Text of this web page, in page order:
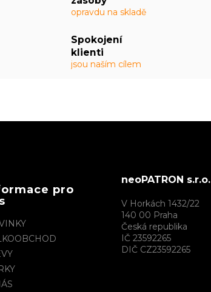
opravdu na skladě
Spokojení
klienti
jsou naším cílem
pro
neoPATRON s.r.o.
V Horkách 1432/22
140 00 Praha
Česká republika
IČ 23592265
DIČ CZ23592265